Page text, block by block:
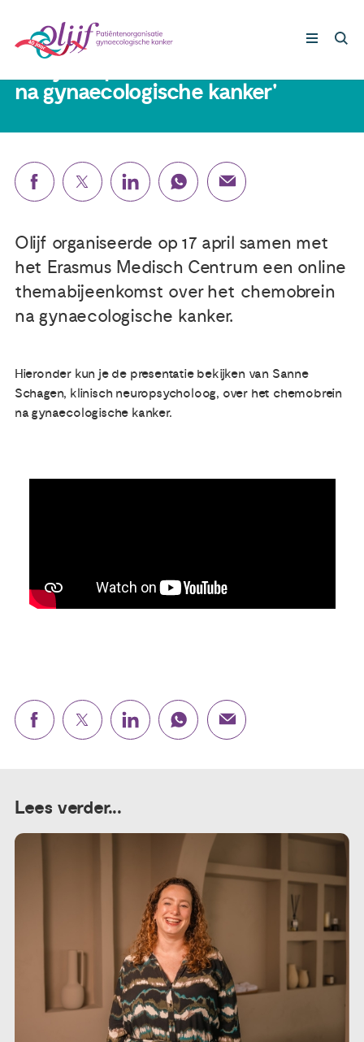
Nieuws
Publicaties
Lotgenoten
Leven met/na kanker
Steun ons
13 mei 2024
na gynaecologische kanker'
Olijf organiseerde op 17 april samen met
het Erasmus Medisch Centrum een online
themabijeenkomst over het chemobrein
na gynaecologische kanker.
Hieronder kun je de presentatie bekijken van Sanne
Schagen, klinisch neuropsycholoog, over het chemobrein
na gynaecologische kanker.
Lees verder...